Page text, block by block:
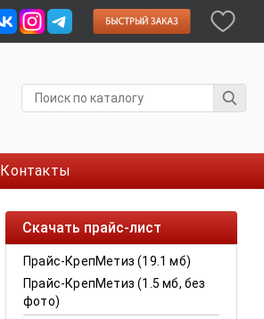
Контакты
Скачать прайс-лист
Прайс-КрепМетиз (19.1 мб)
Прайс-КрепМетиз (1.5 мб, без
фото)